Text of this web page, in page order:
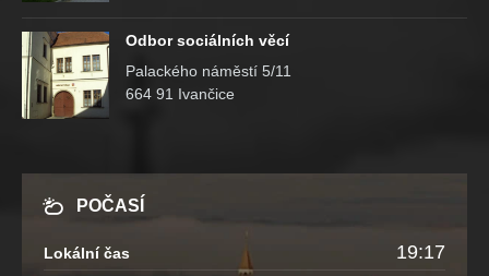
Odbor sociálních věcí
Palackého náměstí 5/11
664 91 Ivančice
POČASÍ
Lokální čas 19:17